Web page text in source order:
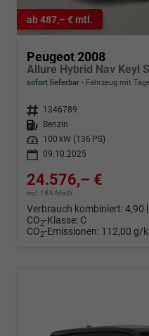
ab 487,– € mtl.
Peugeot 2008
Allure Hybrid Nav Keyl
sofort lieferbar Fahrzeug mit
Fahrzeugnr. 1346789
Kraftstoff
Benzin
Leistung
100 kW (136 PS)
09.10.2025
24.576,– €
incl. 19% MwSt.
Verbrauch kombiniert:4,90
CO2-Klasse: C
CO2-Emissionen: 112,00 g/